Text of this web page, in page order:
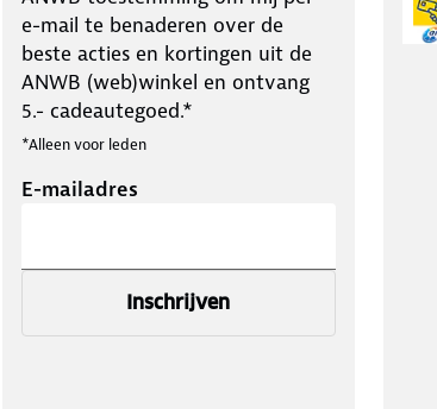
e-mail te benaderen over de
beste acties en kortingen uit de
ANWB (web)winkel en ontvang
5.- cadeautegoed.*
*Alleen voor leden
E-mailadres
Inschrijven